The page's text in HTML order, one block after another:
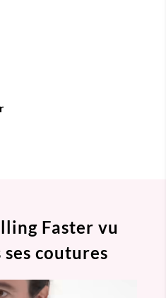
Faster vu
coutures